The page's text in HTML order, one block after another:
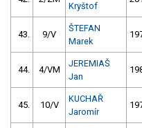
Kryštof
43. 9/V
ŠTEFAN
Marek
44. 4/VM
JEREMIAŠ
Jan
45. 10/V
KUCHAŘ
Jaromír